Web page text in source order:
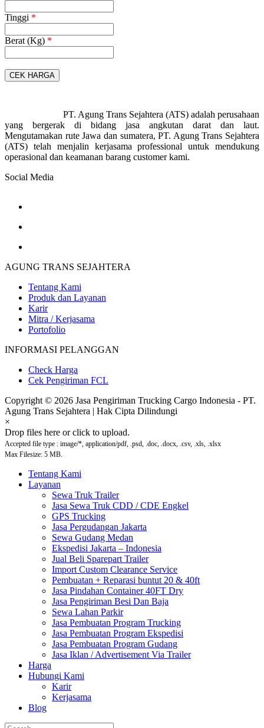
Tinggi *
Berat (Kg) *
PT. Agung Trans Sejahtera (ATS) adalah perusahaan
yang bergerak di bidang jasa angkutan darat dan laut.
Mengutamakan rute Jawa dan sumatera, PT. Agung Trans Sejahtera
(ATS) telah menjalin kerjasama professional untuk mendukung
operasional dan keamanan barang customer kami.
Social Media
AGUNG TRANS SEJAHTERA
Tentang Kami
Produk dan Layanan
Karir
Mitra / Kerjasama
Portofolio
INFORMASI PELANGGAN
Check Harga
Cek Pengiriman FCL
Copyright © 2026 Jasa Pengiriman Trucking Cargo Indonesia - PT.
Agung Trans Sejahtera | Hak Cipta Dilindungi
×
Drop files here or click to upload.
Accepted file type : image/*, application/pdf, .psd, .doc, .docx, .csv, .xls, .xlsx
Max Filesize: 5 MB.
Tentang Kami
Layanan
Sewa Truk Trailer
Jasa Sewa Truk CDD / CDE Engkel
GPS Trucking
Jasa Pergudangan Jakarta
Sewa Gudang Medan
Ekspedisi Jakarta – Indonesia
Jual Beli Sparepart Trailer
Import Custom Clearance Service
Pembuatan + Reparasi buntut 20 & 40ft
Jasa Pindahan Container 40FT Dry
Jasa Pengiriman Besi Dan Baja
Sewa Lahan Parkir
Jasa Pembuatan Program Trucking
Jasa Pembuatan Program Ekspedisi
Jasa Pembuatan Program Gudang
Jasa Iklan / Advertisement Via Trailer
Harga
Hubungi Kami
Karir
Kerjasama
Blog